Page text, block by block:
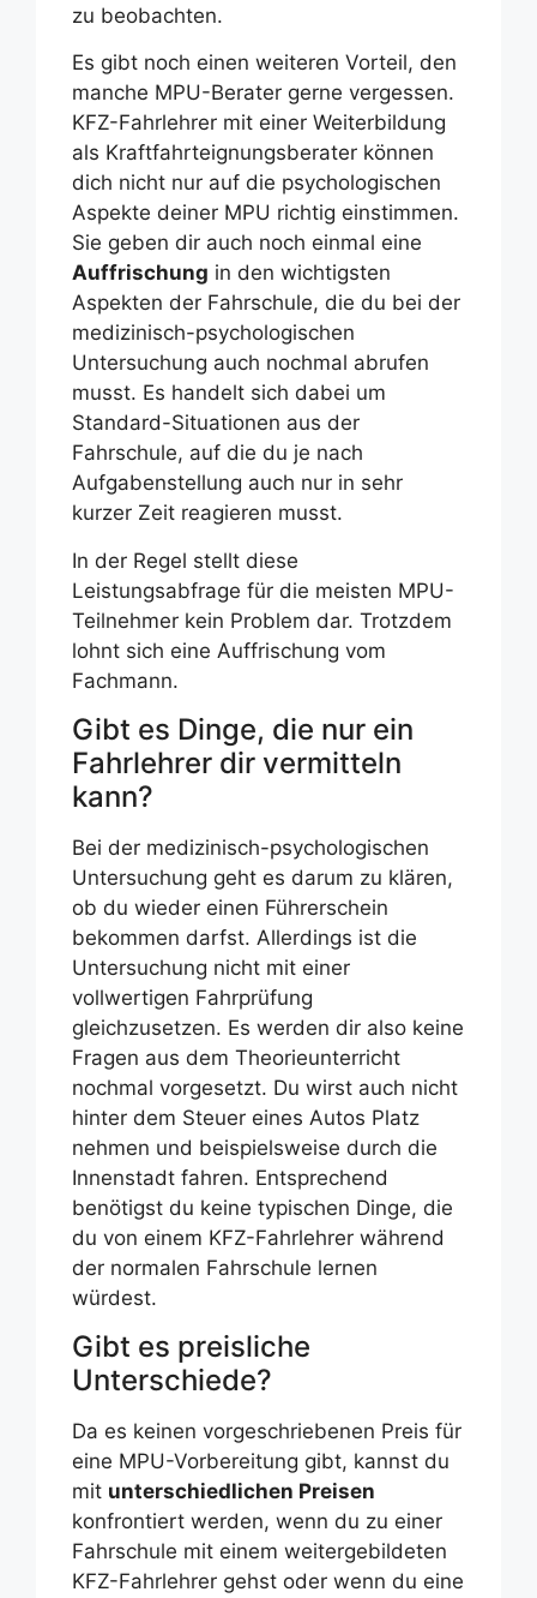
zu beobachten.
Es gibt noch einen weiteren Vorteil, den
manche MPU-Berater gerne vergessen.
KFZ-Fahrlehrer mit einer Weiterbildung
als Kraftfahrteignungsberater können
dich nicht nur auf die psychologischen
Aspekte deiner MPU richtig einstimmen.
Sie geben dir auch noch einmal eine
Auffrischung in den wichtigsten
Aspekten der Fahrschule, die du bei der
medizinisch-psychologischen
Untersuchung auch nochmal abrufen
musst. Es handelt sich dabei um
Standard-Situationen aus der
Fahrschule, auf die du je nach
Aufgabenstellung auch nur in sehr
kurzer Zeit reagieren musst.
In der Regel stellt diese
Leistungsabfrage für die meisten MPU-
Teilnehmer kein Problem dar. Trotzdem
lohnt sich eine Auffrischung vom
Fachmann.
Gibt es Dinge, die nur ein
Fahrlehrer dir vermitteln
kann?
Bei der medizinisch-psychologischen
Untersuchung geht es darum zu klären,
ob du wieder einen Führerschein
bekommen darfst. Allerdings ist die
Untersuchung nicht mit einer
vollwertigen Fahrprüfung
gleichzusetzen. Es werden dir also keine
Fragen aus dem Theorieunterricht
nochmal vorgesetzt. Du wirst auch nicht
hinter dem Steuer eines Autos Platz
nehmen und beispielsweise durch die
Innenstadt fahren. Entsprechend
benötigst du keine typischen Dinge, die
du von einem KFZ-Fahrlehrer während
der normalen Fahrschule lernen
würdest.
Gibt es preisliche
Unterschiede?
Da es keinen vorgeschriebenen Preis für
eine MPU-Vorbereitung gibt, kannst du
mit unterschiedlichen Preisen
konfrontiert werden, wenn du zu einer
Fahrschule mit einem weitergebildeten
KFZ-Fahrlehrer gehst oder wenn du eine